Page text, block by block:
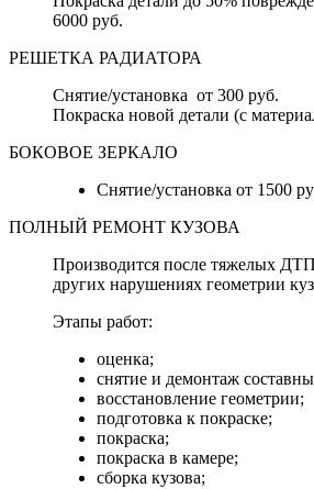
6000 руб.
РЕШЕТКА РАДИАТОРА
Снятие/установка от 300 руб.
Покраска новой детали (с
БОКОВОЕ ЗЕРКАЛО
Снятие/установка от 1500
ПОЛНЫЙ РЕМОНТ КУЗОВА
Производится после тяжелых
других нарушениях геометрии
Этапы работ:
оценка;
снятие и демонтаж
восстановление геометрии;
подготовка к покраске;
покраска;
покраска в камере;
сборка кузова;